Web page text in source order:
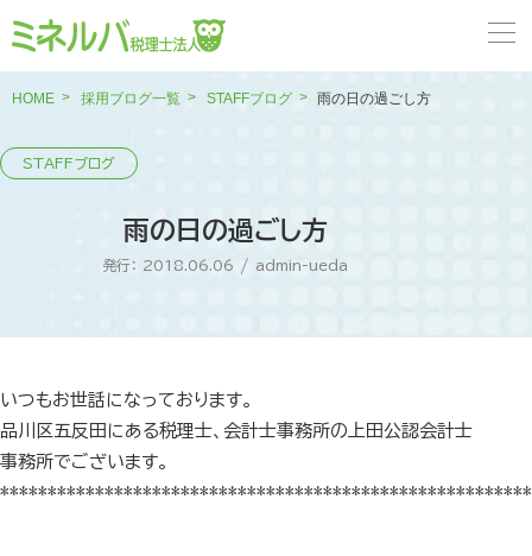
HOME 採用ブログ一覧 STAFFブログ 雨の日の過ごし方
雨の日の過ごし方
発行： 2018.06.06 / admin-ueda
いつもお世話になっております。
品川区五反田にある税理士、会計士事務所の上田公認会計士
事務所でございます。